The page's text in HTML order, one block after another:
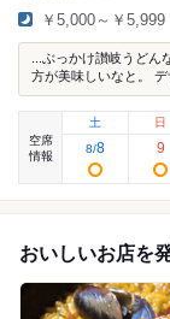
￥5,000～￥5,999
...ぶっかけ讃岐うど
方が美味しいなと。 デ
空席
情報
土
8/8
日
9
おいしいお店を